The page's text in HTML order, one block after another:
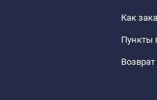
Как
Пункты